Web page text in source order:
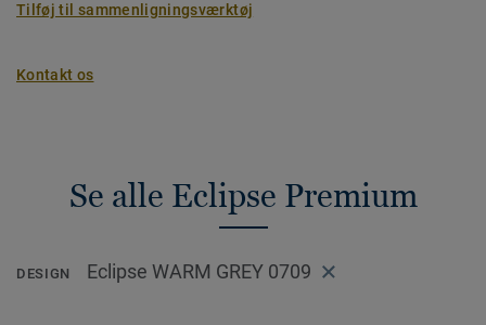
Tilføj til sammenligningsværktøj
Kontakt os
Se alle Eclipse Premium
DESIGN Eclipse WARM GREY 0709